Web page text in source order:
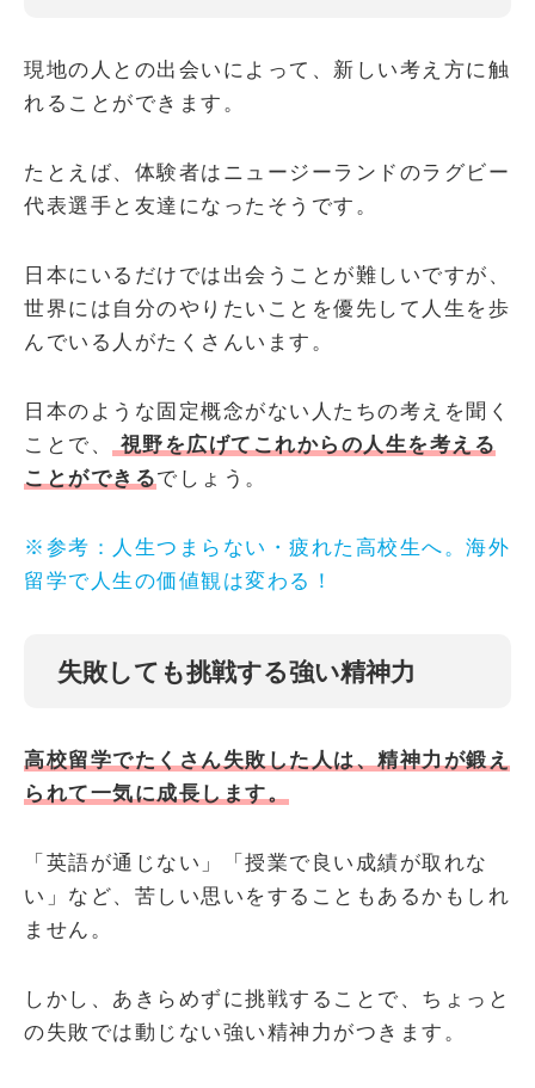
現地の人との出会いによって、新しい考え方に触
れることができます。
たとえば、体験者はニュージーランドのラグビー
代表選手と友達になったそうです。
日本にいるだけでは出会うことが難しいですが、
世界には自分のやりたいことを優先して人生を歩
んでいる人がたくさんいます。
日本のような固定概念がない人たちの考えを聞く
ことで、
視野を広げてこれからの人生を考える
ことができるでしょう。
※参考：人生つまらない・疲れた高校生へ。海外
留学で人生の価値観は変わる！
失敗しても挑戦する強い精神力
高校留学でたくさん失敗した人は、精神力が鍛え
られて一気に成長します。
「英語が通じない」「授業で良い成績が取れな
い」など、苦しい思いをすることもあるかもしれ
ません。
しかし、あきらめずに挑戦することで、ちょっと
の失敗では動じない強い精神力がつきます。